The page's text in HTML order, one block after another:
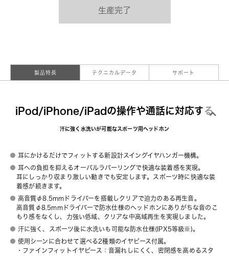
生産完了
製品特長 テクニカルデータ サポート
iPod/iPhone/iPadの操作や通話に対応する
汗に強く水洗いが可能なスポーツ用ヘッドホン
耳にかけるだけでフィットする新設計スイングイヤハンガー機構。
耳への負担を抑えるオーバルラバーリングで快適な装着感を実現。
耳にしっかり収まり激しい動きでも安定します。スポーツ時に快適な装
着感が続きます。
高音質φ8.5mmドライバーを搭載しクリアで迫力のある再生音。
高音質φ8.5mmドライバーで防水仕様のヘッドホンにありがちな音のこ
もり感をなくし、力強い低域、クリアな中高域再生を実現しました。
汗に強く、スポーツ後に水洗いも可能な防水仕様(IPX5等級※)。
使用シーンに合わせて選べる2種類のイヤピース付属。
・ファインフィットイヤピース：音漏れしにくく、密閉感を高めるスタ